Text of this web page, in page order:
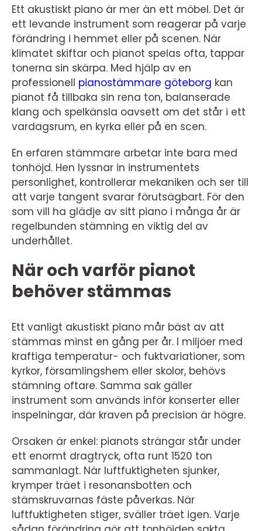
Ett akustiskt piano är mer än ett möbel. Det är
ett levande instrument som reagerar på varje
förändring i hemmet eller på scenen. När
klimatet skiftar och pianot spelas ofta, tappar
tonerna sin skärpa. Med hjälp av en
professionell pianostämmare göteborg kan
pianot få tillbaka sin rena ton, balanserade
klang och spelkänsla oavsett om det står i ett
vardagsrum, en kyrka eller på en scen.
En erfaren stämmare arbetar inte bara med
tonhöjd. Hen lyssnar in instrumentets
personlighet, kontrollerar mekaniken och ser till
att varje tangent svarar förutsägbart. För den
som vill ha glädje av sitt piano i många år är
regelbunden stämning en viktig del av
underhållet.
När och varför pianot
behöver stämmas
Ett vanligt akustiskt piano mår bäst av att
stämmas minst en gång per år. I miljöer med
kraftiga temperatur- och fuktvariationer, som
kyrkor, församlingshem eller skolor, behövs
stämning oftare. Samma sak gäller
instrument som används inför konserter eller
inspelningar, där kraven på precision är högre.
Orsaken är enkel: pianots strängar står under
ett enormt dragtryck, ofta runt 1520 ton
sammanlagt. När luftfuktigheten sjunker,
krymper träet i resonansbotten och
stämskruvarnas fäste påverkas. När
luftfuktigheten stiger, sväller träet igen. Varje